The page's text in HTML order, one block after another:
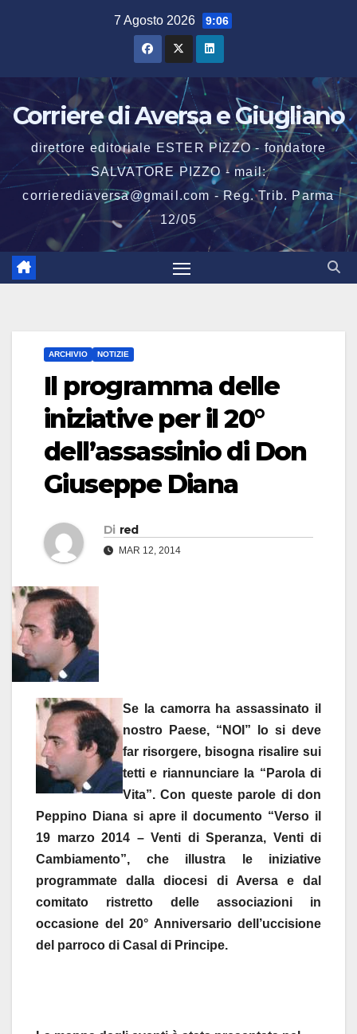
7 Agosto 2026 9:06
Corriere di Aversa e Giugliano
direttore editoriale ESTER PIZZO - fondatore
SALVATORE PIZZO - mail:
corrierediaversa@gmail.com - Reg. Trib. Parma
12/05
ARCHIVIO NOTIZIE
Il programma delle
iniziative per il 20°
dell’assassinio di Don
Giuseppe Diana
Di red
MAR 12, 2014
Se la camorra ha assassinato il
nostro Paese, “NOI” lo si deve
far risorgere, bisogna risalire sui
tetti e riannunciare la “Parola di
Vita”. Con queste parole di don
Peppino Diana si apre il documento “Verso il
19 marzo 2014 – Venti di Speranza, Venti di
Cambiamento”, che illustra le iniziative
programmate dalla diocesi di Aversa e dal
comitato ristretto delle associazioni in
occasione del 20° Anniversario dell’uccisione
del parroco di Casal di Principe.